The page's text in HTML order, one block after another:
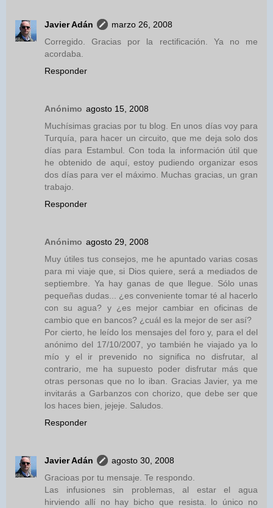
Javier Adán
marzo 26, 2008
Corregido. Gracias por la rectificación. Ya no me
acordaba.
Responder
Anónimo agosto 15, 2008
Muchísimas gracias por tu blog. En unos días voy para
Turquía, para hacer un circuito, que me deja solo dos
días para Estambul. Con toda la información útil que
he obtenido de aquí, estoy pudiendo organizar esos
dos días para ver el máximo. Muchas gracias, un gran
trabajo.
Responder
Anónimo agosto 29, 2008
Muy útiles tus consejos, me he apuntado varias cosas
para mi viaje que, si Dios quiere, será a mediados de
septiembre. Ya hay ganas de que llegue. Sólo unas
pequeñas dudas... ¿es conveniente tomar té al hacerlo
con su agua? y ¿es mejor cambiar en oficinas de
cambio que en bancos? ¿cuál es la mejor de ser así?
Por cierto, he leído los mensajes del foro y, para el del
anónimo del 17/10/2007, yo también he viajado ya lo
mío y el ir prevenido no significa no disfrutar, al
contrario, me ha supuesto poder disfrutar más que
otras personas que no lo iban. Gracias Javier, ya me
invitarás a Garbanzos con chorizo, que debe ser que
los haces bien, jejeje. Saludos.
Responder
Javier Adán
agosto 30, 2008
Gracioas por tu mensaje. Te respondo.
Las infusiones sin problemas, al estar el agua
hirviendo allí no hay bicho que resista. lo único no